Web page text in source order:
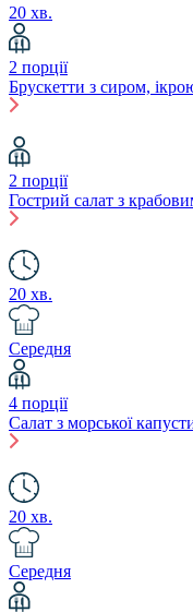
20 хв.
2 порції
Брускетти з сиром,
2 порції
Гострий салат з
20 хв.
Середня
4 порції
Салат з морської
20 хв.
Середня